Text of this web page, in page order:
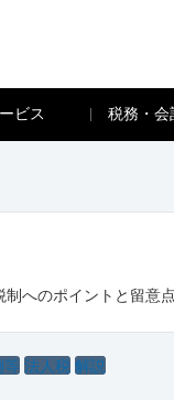
ビス 税務・会
へのポイントと留意点
等 法人税 解説